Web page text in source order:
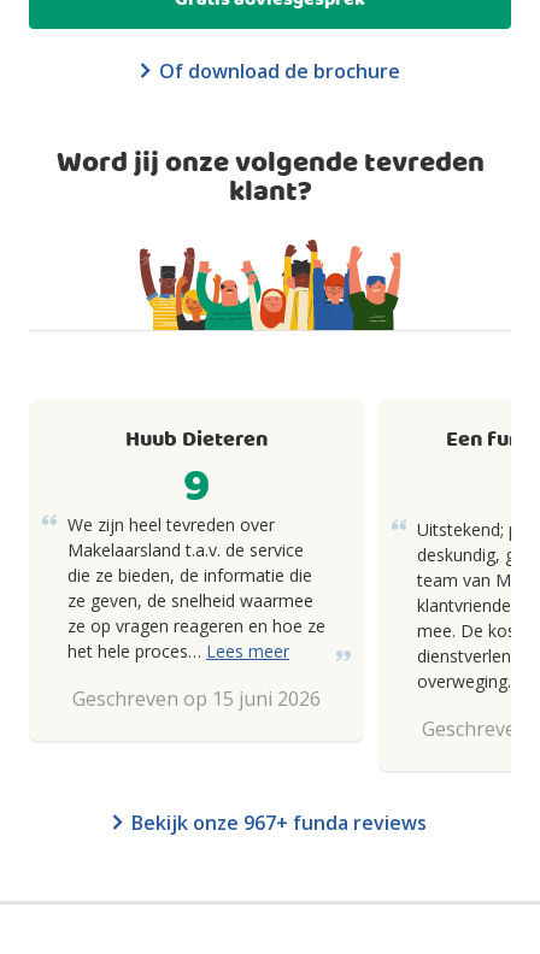
Of download de brochure
Word jij onze volgende tevreden
klant?
Huub Dieteren
9
We zijn heel tevreden over
Makelaarsland t.a.v. de service
die ze bieden, de informatie die
ze geven, de snelheid waarmee
ze op vragen reageren en hoe ze
het hele proces… Lees meer
Geschreven op 15 juni 2026
Een
Uitstekend;
deskundig,
team van
klantvriendelijk
mee. De
overweging.
Geschreven
Bekijk onze 967+ funda reviews